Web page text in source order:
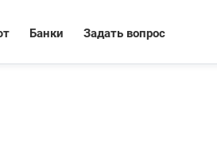
Банки Задать вопрос